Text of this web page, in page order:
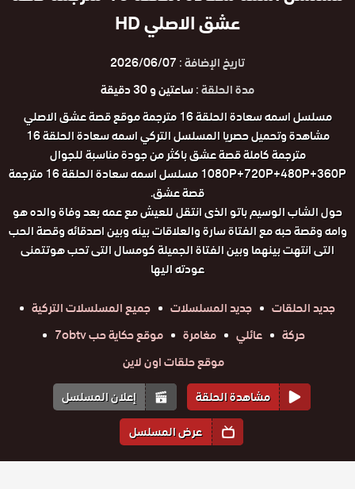
عشق الاصلي HD
تاريخ الإضافة :2026/06/07
مدة الحلقة :ساعتين و 30 دقيقة
مسلسل اسمه سعادة الحلقة 16 مترجمة موقع قصة عشق الاصلي
مشاهدة وتحميل حصريا المسلسل التركي اسمه سعادة الحلقة 16
مترجمة كاملة قصة عشق باكثر من جودة مناسبة للجوال
1080P+720P+480P+360P مسلسل اسمه سعادة الحلقة 16 مترجمة
قصة عشق.
حول الشاب الوسيم باتو الذى انتقل للعيش مع عمه بعد وفاة والده هو
وامه وقصة حبه مع الفتاة سارة والعلاقات بينه وبين اصدقائه وقصة الحب
التى انتهت بينهما وبين الفتاة الجميلة كومسال التى تحب هوتتمنى
عودته اليها
جديد الحلقات
جديد المسلسلات
جميع المسلسلات التركية
حركة
عائلي مغامرة
موقع حكاية حب 7obtv
موقع حلقات اون لاين
مشاهدة الحلقة
إعلان المسلسل
عرض المسلسل